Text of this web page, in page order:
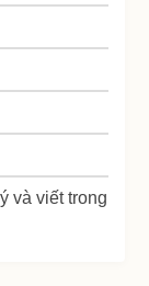
và viết trong